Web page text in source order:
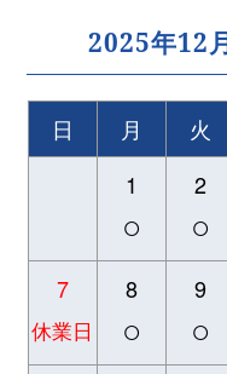
2025年12
日 月 火
1
○
2
○
7
休業日
8
○
9
○